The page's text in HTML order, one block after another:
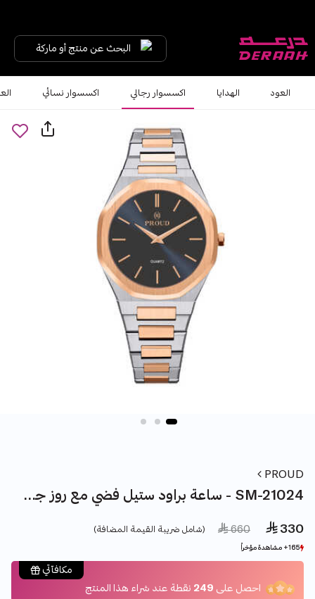
البحث عن منتج أو ماركة
العود الهدايا اكسسوار رجالي اكسسوار نسائي
PROUD
ساعة براود ستيل فضي مع روز جولد - SM-21024
 330
Price reduced from
 660
to (شامل ضريبة القيمة المضافة)
165+ مشاهدة مؤخراً
6+ بيع مؤخراً
165+ مشاهدة مؤخراً
6+ بيع مؤخراً
مكافآتي
احصل على 249 نقطة عند شراء هذا المنتج